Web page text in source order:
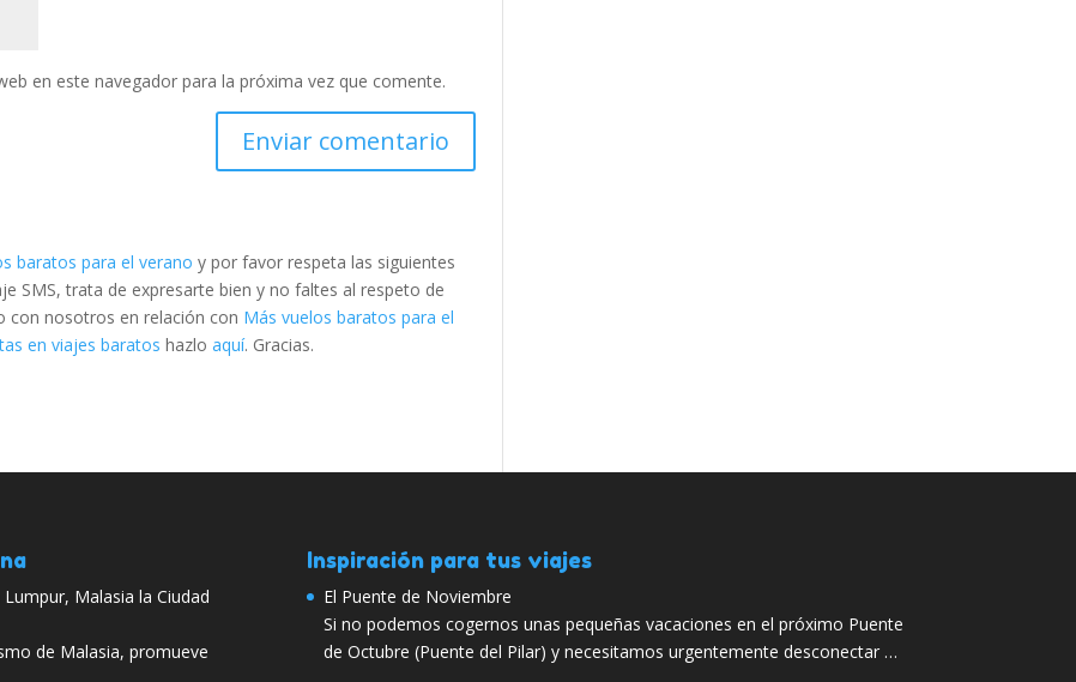
en este navegador para la próxima vez que comente.
baratos para el verano y por favor respeta las siguientes
SMS, trata de expresarte bien y no faltes al respeto de
con nosotros en relación con Más vuelos baratos para el
en viajes baratos hazloaquí. Gracias.
Malasia la Ciudad
de Malasia, promueve
Inspiración para tus viajes
El Puente de Noviembre
Si no podemos cogernos unas pequeñas vacaciones en el próximo Puente
de Octubre (Puente del Pilar) y necesitamos urgentemente desconectar …